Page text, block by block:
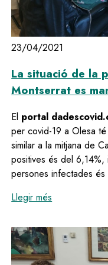
23/04/2021
La situació de la
Montserrat es
El portal
per covid-19 a Olesa
similar a la mitjana de
positives és del 6,14%,
persones infectades
Llegir més